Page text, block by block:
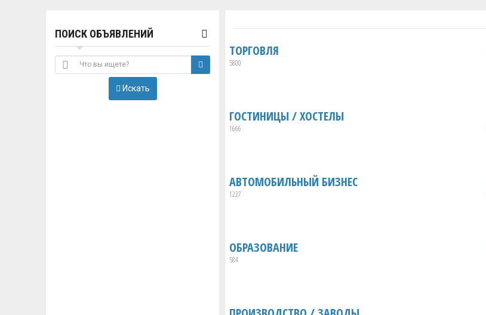
ПОИСК ОБЪЯВЛЕНИЙ
Искать
ТОРГОВЛЯ
5800
ГОСТИНИЦЫ / ХОСТЕЛЫ
1666
АВТОМОБИЛЬНЫЙ БИЗНЕС
1227
ОБРАЗОВАНИЕ
584